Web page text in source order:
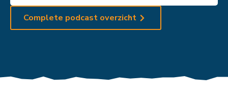
Complete podcast overzicht